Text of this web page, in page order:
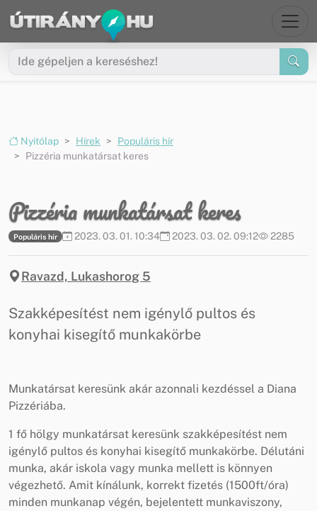
Ugrás a menüre
Ugrás a tartalomra
Nyitólap Hírek
Populáris hír
Pizzéria munkatársat keres
Pizzéria munkatársat keres
Populáris hír 2023. 03. 01. 10:34 2023. 03. 02. 09:12 2285
Ravazd, Lukashorog 5
Szakképesítést nem igénylő pultos és
konyhai kisegítő munkakörbe
Munkatársat keresünk akár azonnali kezdéssel a Diana
Pizzériába.
1 fő hölgy munkatársat keresünk szakképesítést nem
igénylő pultos és konyhai kisegítő munkakörbe. Délutáni
munka, akár iskola vagy munka mellett is könnyen
végezhető. Amit kínálunk, korrekt fizetés (1500ft/óra)
minden munkanap végén, bejelentett munkaviszony,